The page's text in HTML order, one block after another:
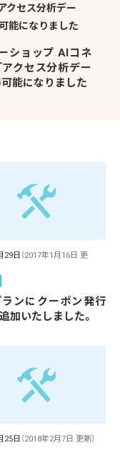
ショップ AIコネ
アクセス分析デー
可能になりました
29日 （2017年1月16日 更
ンにクーポン発行
加いたしました。
25日 （2018年2月7日 更新）